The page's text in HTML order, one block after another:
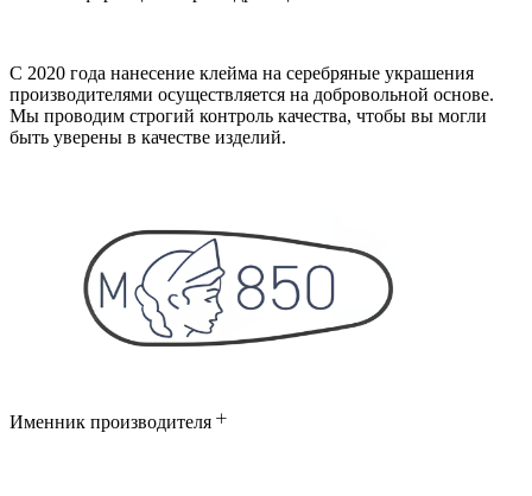
С 2020 года нанесение клейма на серебряные украшения
производителями осуществляется на добровольной основе.
Мы проводим строгий контроль качества, чтобы вы могли
быть уверены в качестве изделий.
Именник производителя